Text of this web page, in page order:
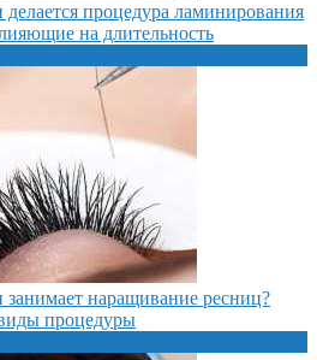
процедура ламинирования
на длительность
занимает наращивание ресниц?
процедуры